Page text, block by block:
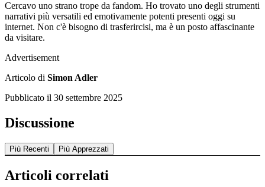
Cercavo uno strano trope da fandom. Ho trovato uno degli strumenti
narrativi più versatili ed emotivamente potenti presenti oggi su
internet. Non c'è bisogno di trasferircisi, ma è un posto affascinante
da visitare.
Advertisement
Articolo di Simon Adler
Pubblicato il 30 settembre 2025
Discussione
Più Recenti Più Apprezzati
Articoli correlati